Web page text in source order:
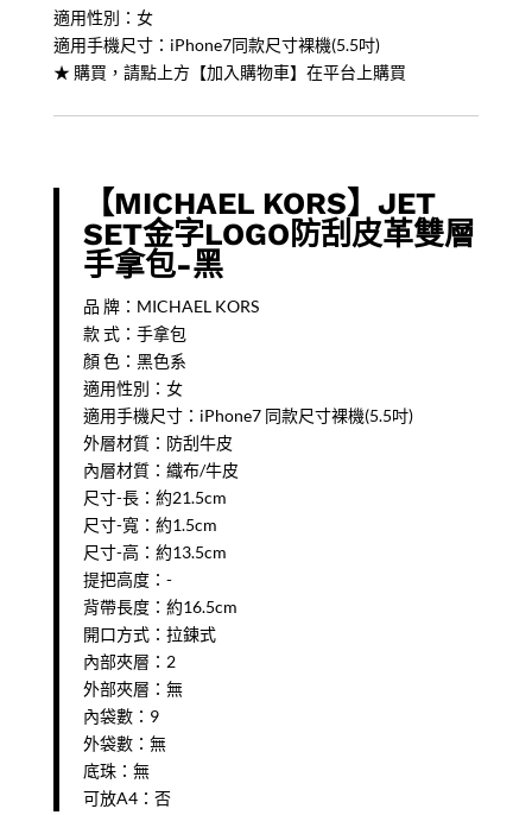
拿
包-
黑
適用性別：女
適用手機尺寸：iPhone7同款尺寸裸機(5.5吋)
★ 購買，請點上方【加入購物車】在平台上購買
【MICHAEL KORS】JET
SET金字LOGO防刮皮革雙層
手拿包-黑
品 牌：MICHAEL KORS
款 式：手拿包
顏 色：黑色系
適用性別：女
適用手機尺寸：iPhone7 同款尺寸裸機(5.5吋)
外層材質：防刮牛皮
內層材質：織布/牛皮
尺寸-長：約21.5cm
尺寸-寬：約1.5cm
尺寸-高：約13.5cm
提把高度：-
背帶長度：約16.5cm
開口方式：拉鍊式
內部夾層：2
外部夾層：無
內袋數：9
外袋數：無
底珠：無
可放A4：否